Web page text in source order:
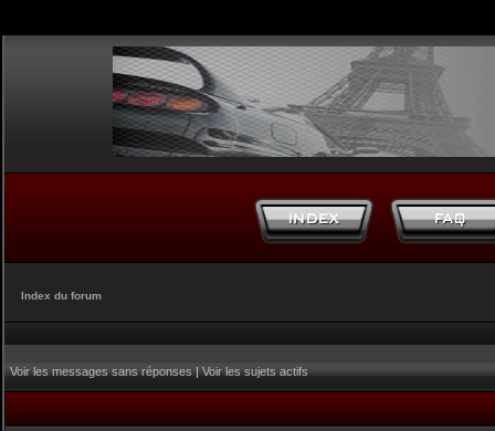
Index du forum
Voir les messages sans réponses|Voir les sujets actifs